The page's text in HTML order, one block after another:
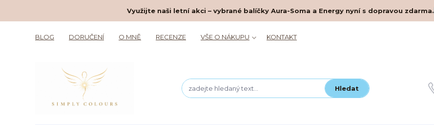
Využijte naši letní akci – vybrané balíčky Aura-Soma a Energy nyní s dopravou zdarma.
BLOG DORUČENÍ O MNĚ RECENZE VŠE O NÁKUPU KONTAKT
Hledat